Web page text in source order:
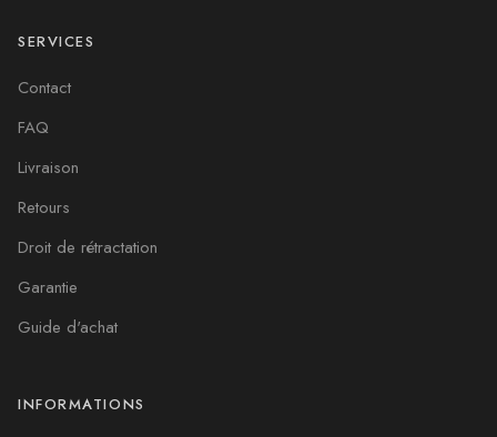
SERVICES
Contact
FAQ
Livraison
Retours
Droit de rétractation
Garantie
Guide d'achat
INFORMATIONS